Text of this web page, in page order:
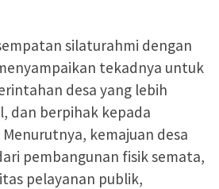
silaturahmi dengan
tekadnya untuk
desa yang lebih
dan berpihak kepada
kemajuan desa
pembangunan fisik semata,
pelayanan publik,